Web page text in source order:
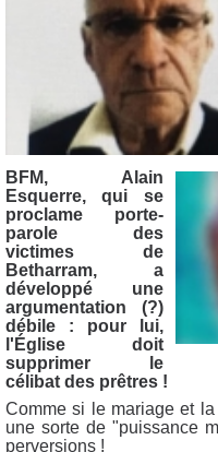
BFM, Alain
Esquerre, qui se
proclame porte-
parole des
victimes de
Betharram, a
développé une
argumentation (?)
débile : pour lui,
l'Église doit
supprimer le
célibat des prêtres !
Comme si le mariage et
une sorte de "puissance
perversions !